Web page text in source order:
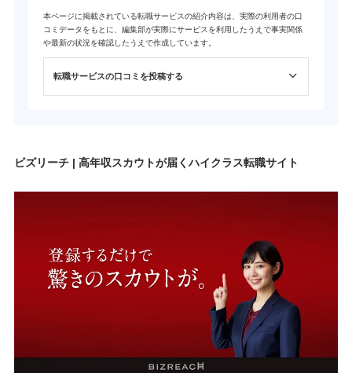
本ページに掲載されている転職サービスの紹介内容は、実際の利用者の口
コミデータをもとに、編集部が実際にサービスを利用したうえで事実関係
や最新の状況を確認したうえで作成しています。
転職サービスの口コミを投稿する
ビズリーチ | 高年収スカウトが届くハイクラス転職サイト